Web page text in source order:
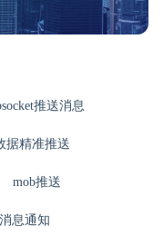
推送消息
据精准推送
mob推送
息通知